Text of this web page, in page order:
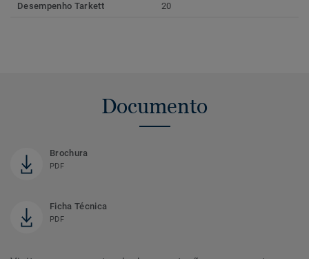
Desempenho Tarkett 20
Documento
Brochura
PDF
Ficha Técnica
PDF